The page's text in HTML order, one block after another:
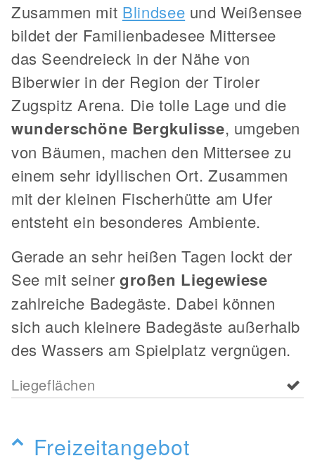
Zusammen mit Blindsee und Weißensee
bildet der Familienbadesee Mittersee
das Seendreieck in der Nähe von
Biberwier in der Region der Tiroler
Zugspitz Arena. Die tolle Lage und die
wunderschöne Bergkulisse, umgeben
von Bäumen, machen den Mittersee zu
einem sehr idyllischen Ort. Zusammen
mit der kleinen Fischerhütte am Ufer
entsteht ein besonderes Ambiente.
Gerade an sehr heißen Tagen lockt der
See mit seinergroßen Liegewiese
zahlreiche Badegäste. Dabei können
sich auch kleinere Badegäste außerhalb
des Wassers am Spielplatz vergnügen.
Liegeflächen
Freizeitangebot